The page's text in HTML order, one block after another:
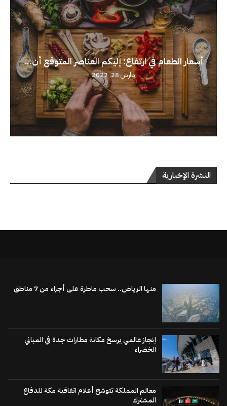
أسعار الطعام في ارتفاع: إليكم العناصر المتوقع أن...
مارس 28, 2022
النشرة الإخبارية
منها الرياض.. سحب ماطرة على أجزاء من 7 مناطق
إنجاز عالمي يرسخ مكانة مطارات جدة في المباني
الخضراء
معالم المملكة تتوشح أعلام اتفاقية مكة للدفاع
المشترك